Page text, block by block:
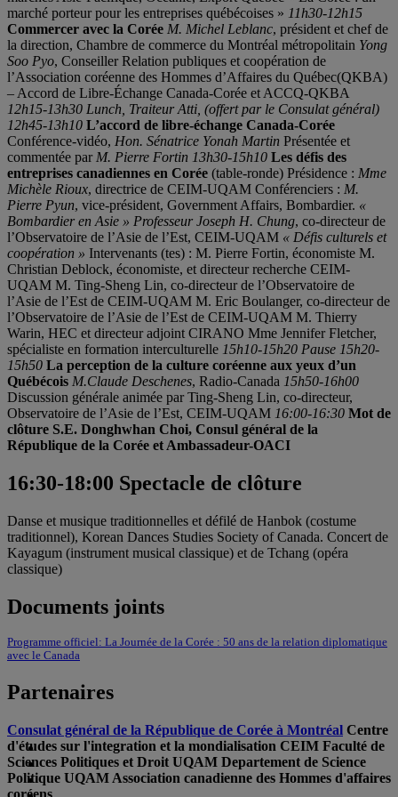
marché porteur pour les entreprises québécoises » 11h30-12h15
Commercer avec la Corée M. Michel Leblanc, président et chef de
la direction, Chambre de commerce du Montréal métropolitain Yong
Soo Pyo, Conseiller Relation publiques et coopération de
l’Association coréenne des Hommes d’Affaires du Québec(QKBA)
– Accord de Libre-Échange Canada-Corée et ACCQ-QKBA
12h15-13h30 Lunch, Traiteur Atti, (offert par le Consulat général)
12h45-13h10 L’accord de libre-échange Canada-Corée
Conférence-vidéo, Hon. Sénatrice Yonah Martin Présentée et
commentée par M. Pierre Fortin 13h30-15h10 Les défis des
entreprises canadiennes en Corée (table-ronde) Présidence : Mme
Michèle Rioux, directrice de CEIM-UQAM Conférenciers : M.
Pierre Pyun, vice-président, Government Affairs, Bombardier. «
Bombardier en Asie » Professeur Joseph H. Chung, co-directeur de
l’Observatoire de l’Asie de l’Est, CEIM-UQAM « Défis culturels et
coopération » Intervenants (tes) : M. Pierre Fortin, économiste M.
Christian Deblock, économiste, et directeur recherche CEIM-
UQAM M. Ting-Sheng Lin, co-directeur de l’Observatoire de
l’Asie de l’Est de CEIM-UQAM M. Eric Boulanger, co-directeur de
l’Observatoire de l’Asie de l’Est de CEIM-UQAM M. Thierry
Warin, HEC et directeur adjoint CIRANO Mme Jennifer Fletcher,
spécialiste en formation interculturelle 15h10-15h20 Pause 15h20-
15h50 La perception de la culture coréenne aux yeux d’un
Québécois M.Claude Deschenes, Radio-Canada 15h50-16h00
Discussion générale animée par Ting-Sheng Lin, co-directeur,
Observatoire de l’Asie de l’Est, CEIM-UQAM 16:00-16:30 Mot de
clôture S.E. Donghwhan Choi, Consul général de la
République de la Corée et Ambassadeur-OACI
16:30-18:00 Spectacle de clôture
Danse et musique traditionnelles et défilé de Hanbok (costume
traditionnel), Korean Dances Studies Society of Canada. Concert de
Kayagum (instrument musical classique) et de Tchang (opéra
classique)
Documents joints
Programme officiel: La Journée de la Corée : 50 ans de la relation diplomatique
avec le Canada
Partenaires
Consulat général de la République de Corée à Montréal Centre
d'études sur l'integration et la mondialisation CEIM Faculté de
Sciences Politiques et Droit UQAM Departement de Science
Politique UQAM Association canadienne des Hommes d'affaires